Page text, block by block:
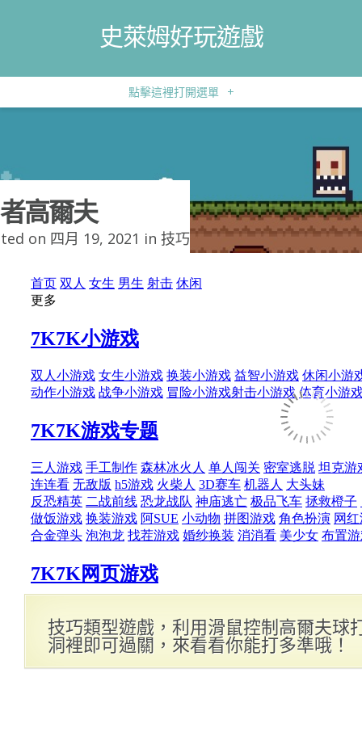
史萊姆好玩遊戲
點擊這裡打開選單 +
高爾夫
on 四月 19, 2021 in 技巧
技巧類型遊戲，利用滑鼠控制高爾夫球
洞裡即可過關，來看看你能打多準哦！